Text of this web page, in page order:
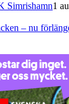
Simrishamn1
– nu